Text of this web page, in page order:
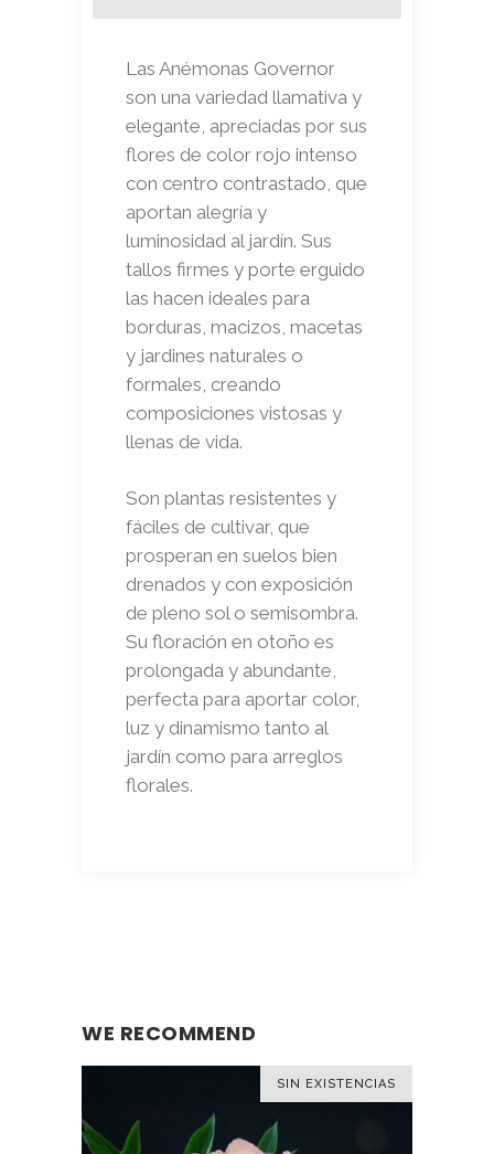
Las Anémonas Governor
son una variedad llamativa y
elegante, apreciadas por sus
flores de color rojo intenso
con centro contrastado, que
aportan alegría y
luminosidad al jardín. Sus
tallos firmes y porte erguido
las hacen ideales para
borduras, macizos, macetas
y jardines naturales o
formales, creando
composiciones vistosas y
llenas de vida.
Son plantas resistentes y
fáciles de cultivar, que
prosperan en suelos bien
drenados y con exposición
de pleno sol o semisombra.
Su floración en otoño es
prolongada y abundante,
perfecta para aportar color,
luz y dinamismo tanto al
jardín como para arreglos
florales.
WE RECOMMEND
SIN EXISTENCIAS